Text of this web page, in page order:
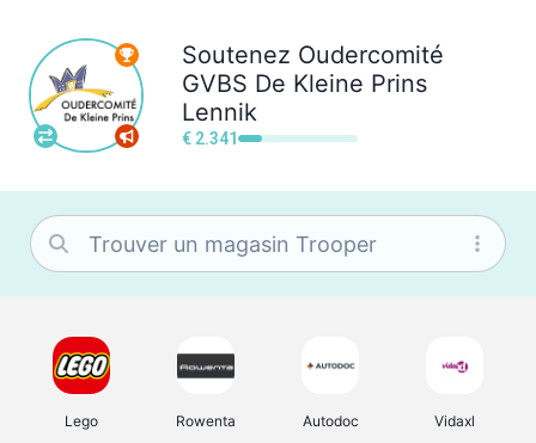
Soutenez Oudercomité
GVBS De Kleine Prins
Lennik
€ 2.341
Lego Rowenta Autodoc Vidaxl